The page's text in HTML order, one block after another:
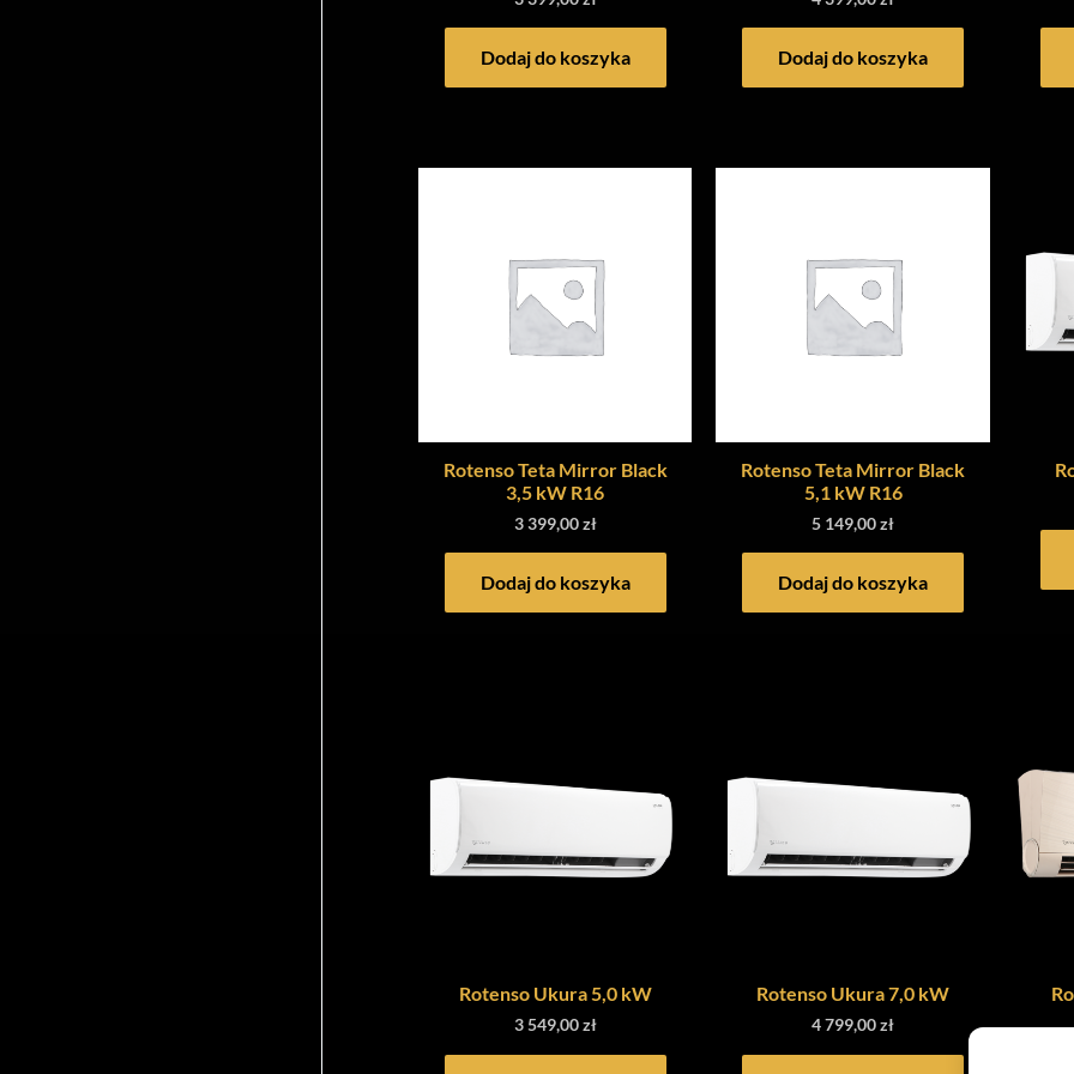
Dodaj do koszyka Dodaj do koszyka
Rotenso Teta Mirror Black
3,5 kW R16
3 399,00zł
Dodaj do koszyka
Rotenso Teta Mirror Black
5,1 kW R16
5 149,00zł
Dodaj do koszyka
Rotenso Ukura 5,0 kW
3 549,00zł
Rotenso Ukura 7,0 kW
4 799,00zł